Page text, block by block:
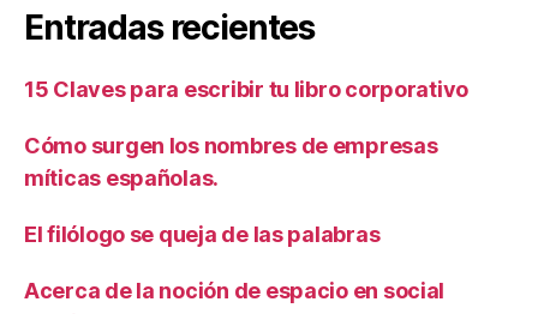
Entradas recientes
15 Claves para escribir tu libro corporativo
Cómo surgen los nombres de empresas
míticas españolas.
El filólogo se queja de las palabras
Acerca de la noción de espacio en social